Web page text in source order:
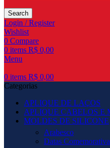
Search
Login / Register
Wishlist
0 Compare
0 items R$ 0,00
Menu
0 items R$ 0,00
Categorias
APLIQUE DE LAÇOS
APLIQUE CABELOS E
MOLDES DE SILICONE
Arabesco
Datas